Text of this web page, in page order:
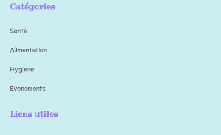
Catégories
Santé
Alimentation
Hygiene
Evenements
Liens utiles